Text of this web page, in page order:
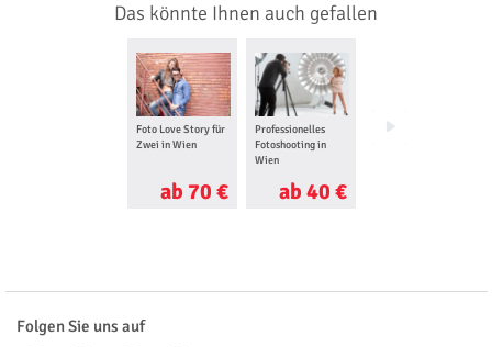
Das könnte Ihnen auch gefallen
Foto Love Story für
Zwei in Wien
ab 70 €
Professionelles
Fotoshooting in
Wien
ab 40 €
Segway Tour in
Folgen Sie uns auf